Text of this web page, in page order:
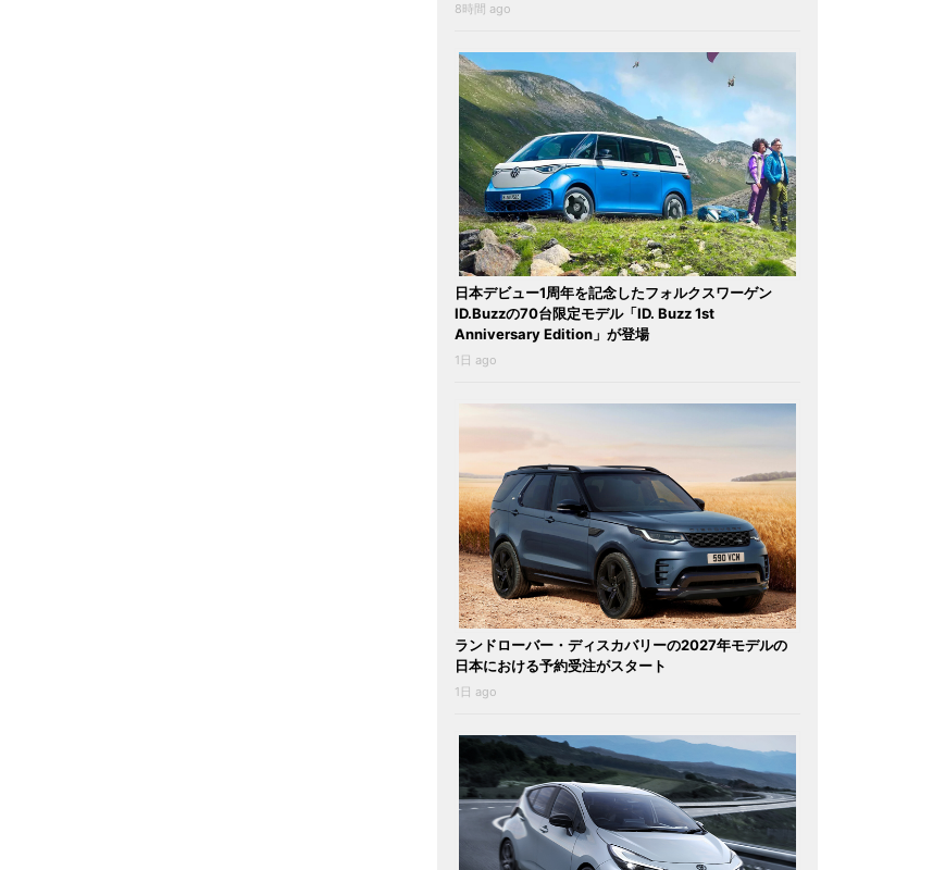
8時間 ago
日本デビュー1周年を記念したフォルクスワーゲン
ID.Buzzの70台限定モデル「ID. Buzz 1st
Anniversary Edition」が登場
1日 ago
ランドローバー・ディスカバリーの2027年モデルの
日本における予約受注がスタート
1日 ago